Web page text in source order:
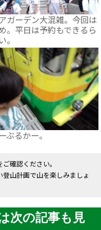
ガーデン大混雑。今回は
。平日は予約もできるら
。
ぶるかー。
確認ください。
山計画で山を楽しみましょ
次の記事も見